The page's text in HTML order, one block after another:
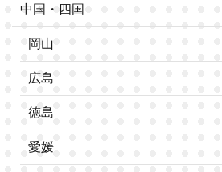
中国・四国
岡山
広島
徳島
愛媛